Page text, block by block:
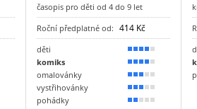
časopis pro děti od 4 do 9 let
Roční předplatné od: 414 Kč
děti
80 %
komiks
70 %
omalovánky
60 %
vystřihovánky
50 %
pohádky
40 %